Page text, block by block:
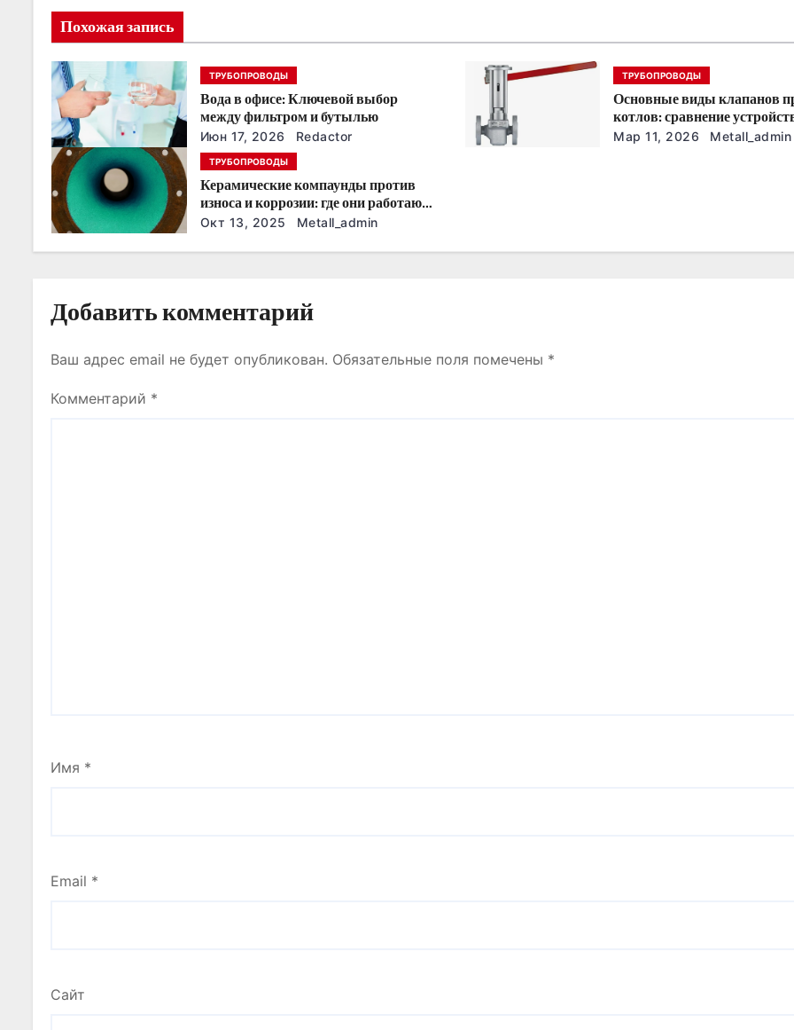
и
я
п
о
з
а
п
с
я
м
Похожая запись
ТРУБОПРОВОДЫ
Вода в офисе: Ключевой выбор
между фильтром и бутылью
Июн 17, 2026 Redactor
ТРУБОПРОВОДЫ
Основные виды клапанов
котлов: сравнение
характеристик
Мар 11, 2026 Metall_admin
ТРУБОПРОВОДЫ
Керамические компаунды против
износа и коррозии: где они работают
эффективнее всего
Окт 13, 2025 Metall_admin
Добавить комментарий
Ваш адрес email не будет опубликован. Обязательные поля помечены *
Комментарий *
Имя *
Email *
Сайт